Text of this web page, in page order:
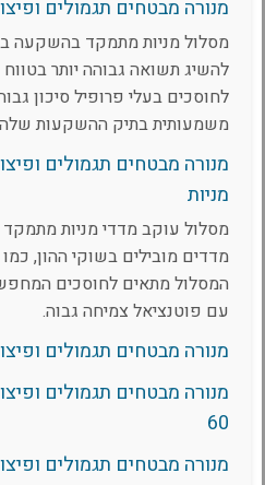
מנורה מבטחים תגמולים
מסלול מניות מתמקד בהשקעה
להשיג תשואה גבוהה יותר
לחוסכים בעלי פרופיל סיכון
משמעותית בתיק ההשקעות
מנורה מבטחים תגמולים
מניות
מסלול עוקב מדדי מניות
המסלול מתאים לחוסכים
עם פוטנציאל צמיחה גבוה.
מנורה מבטחים תגמולים ופיצויים
60
מנורה מבטחים תגמולים